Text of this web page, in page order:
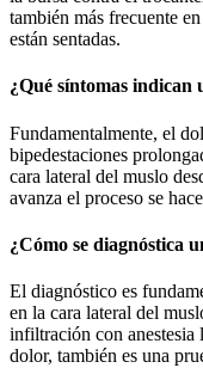
también más frecuente
están sentadas.
¿Qué síntomas indican
Fundamentalmente, el
bipedestaciones
cara lateral del muslo
avanza el proceso se
¿Cómo se diagnóstica
El diagnóstico es
en la cara lateral del
infiltración con anestesia
dolor, también es una